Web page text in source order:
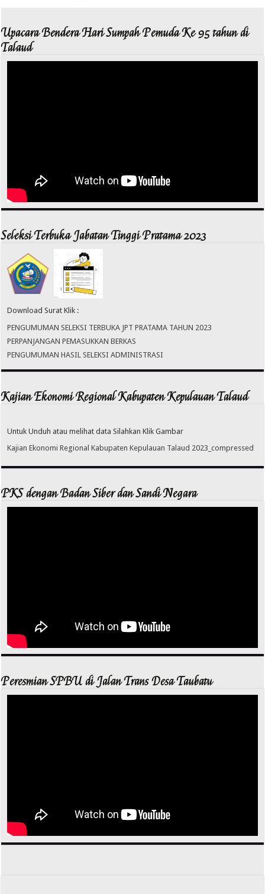
Upacara Bendera Hari Sumpah Pemuda Ke 95 tahun di
Talaud
Seleksi Terbuka Jabatan Tinggi Pratama 2023
Download Surat Klik :
PENGUMUMAN SELEKSI TERBUKA JPT PRATAMA TAHUN 2023
PERPANJANGAN PEMASUKKAN BERKAS
PENGUMUMAN HASIL SELEKSI ADMINISTRASI
Kajian Ekonomi Regional Kabupaten Kepulauan Talaud
Untuk Unduh atau melihat data Silahkan Klik Gambar
Kajian Ekonomi Regional Kabupaten Kepulauan Talaud 2023_compressed
PKS dengan Badan Siber dan Sandi Negara
Peresmian SPBU di Jalan Trans Desa Taubatu